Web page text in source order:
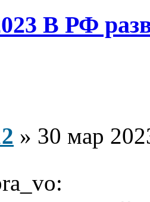
В РФ
» 30 мар